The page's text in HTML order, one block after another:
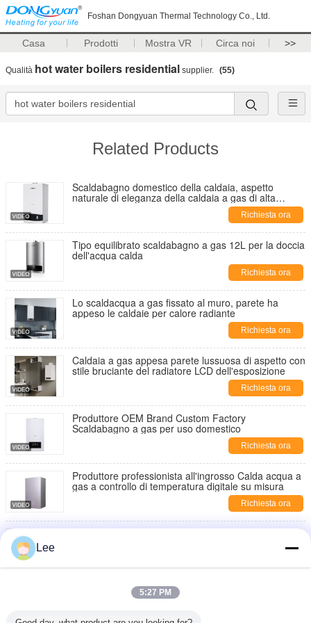
Foshan Dongyuan Thermal Technology Co., Ltd.
Casa Prodotti Mostra VR Circa noi >>
Qualità hot water boilers residential supplier. (55)
Related Products
Scaldabagno domestico della caldaia, aspetto
naturale di eleganza della caldaia a gas di alta
Richiesta ora
Tipo equilibrato scaldabagno a gas 12L per la doccia
dell'acqua calda
Richiesta ora
Lo scaldacqua a gas fissato al muro, parete ha
appeso le caldaie per calore radiante
Richiesta ora
Caldaia a gas appesa parete lussuosa di aspetto con
stile bruciante del radiatore LCD dell'esposizione
Richiesta ora
Produttore OEM Brand Custom Factory
Scaldabagno a gas per uso domestico
Richiesta ora
Produttore professionista all'ingrosso Calda acqua a
gas a controllo di temperatura digitale su misura
Richiesta ora
Scaldabagno a gas LPG scarico naturale con
controllo digitale
Lee
5:27 PM